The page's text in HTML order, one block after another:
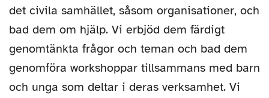
det civila samhället, såsom organisationer, och
bad dem om hjälp. Vi erbjöd dem färdigt
genomtänkta frågor och teman och bad dem
genomföra workshoppar tillsammans med barn
och unga som deltar i deras verksamhet. Vi